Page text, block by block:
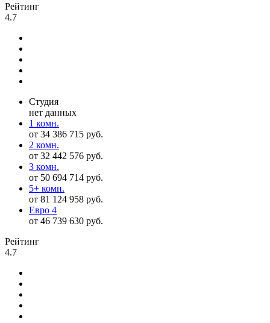
Рейтинг
4.7
Студия
нет данных
1 комн.
от 34 386 715 руб.
2 комн.
от 32 442 576 руб.
3 комн.
от 50 694 714 руб.
5+ комн.
от 81 124 958 руб.
Евро 4
от 46 739 630 руб.
Рейтинг
4.7